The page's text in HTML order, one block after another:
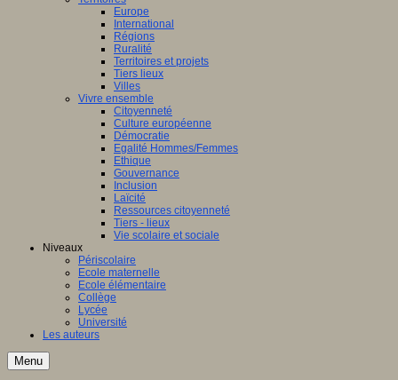
Europe
International
Régions
Ruralité
Territoires et projets
Tiers lieux
Villes
Vivre ensemble
Citoyenneté
Culture européenne
Démocratie
Egalité Hommes/Femmes
Ethique
Gouvernance
Inclusion
Laïcité
Ressources citoyenneté
Tiers - lieux
Vie scolaire et sociale
Niveaux
Périscolaire
Ecole maternelle
Ecole élémentaire
Collège
Lycée
Université
Les auteurs
Menu